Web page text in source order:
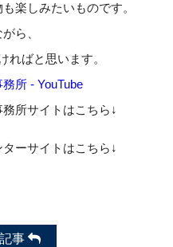
楽しみたいものです。
ら、
ればと思います。
所 - YouTube
所サイトはこちら↓
ーサイトはこちら↓
事